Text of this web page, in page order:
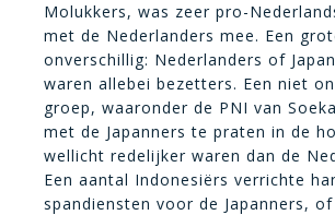
Molukkers, was zeer pro-
met de Nederlanders mee. Een
onverschillig: Nederlanders of
waren allebei bezetters. Een niet
groep, waaronder de PNI van
met de Japanners te praten in de
wellicht redelijker waren dan de
Een aantal Indonesiërs verrichte
spandiensten voor de Japanners,